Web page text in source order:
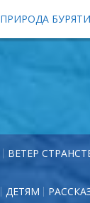
ПРИРОДА
ВЕТЕР
ДЕТЯМ